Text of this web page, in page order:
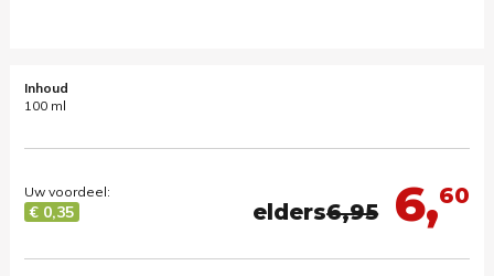
Inhoud
100 ml
6,60
elders6,95
Uw voordeel:
€ 0,35